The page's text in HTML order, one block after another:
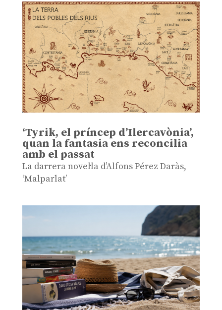
‘Tyrik, el príncep d’Ilercavònia’,
quan la fantasia ens reconcilia
amb el passat
La darrera novel·la d’Alfons Pérez Daràs,
‘Malparlat’